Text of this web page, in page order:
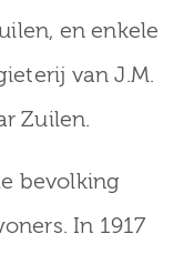
en enkele
van J.M.
Zuilen.
bevolking
In 1917